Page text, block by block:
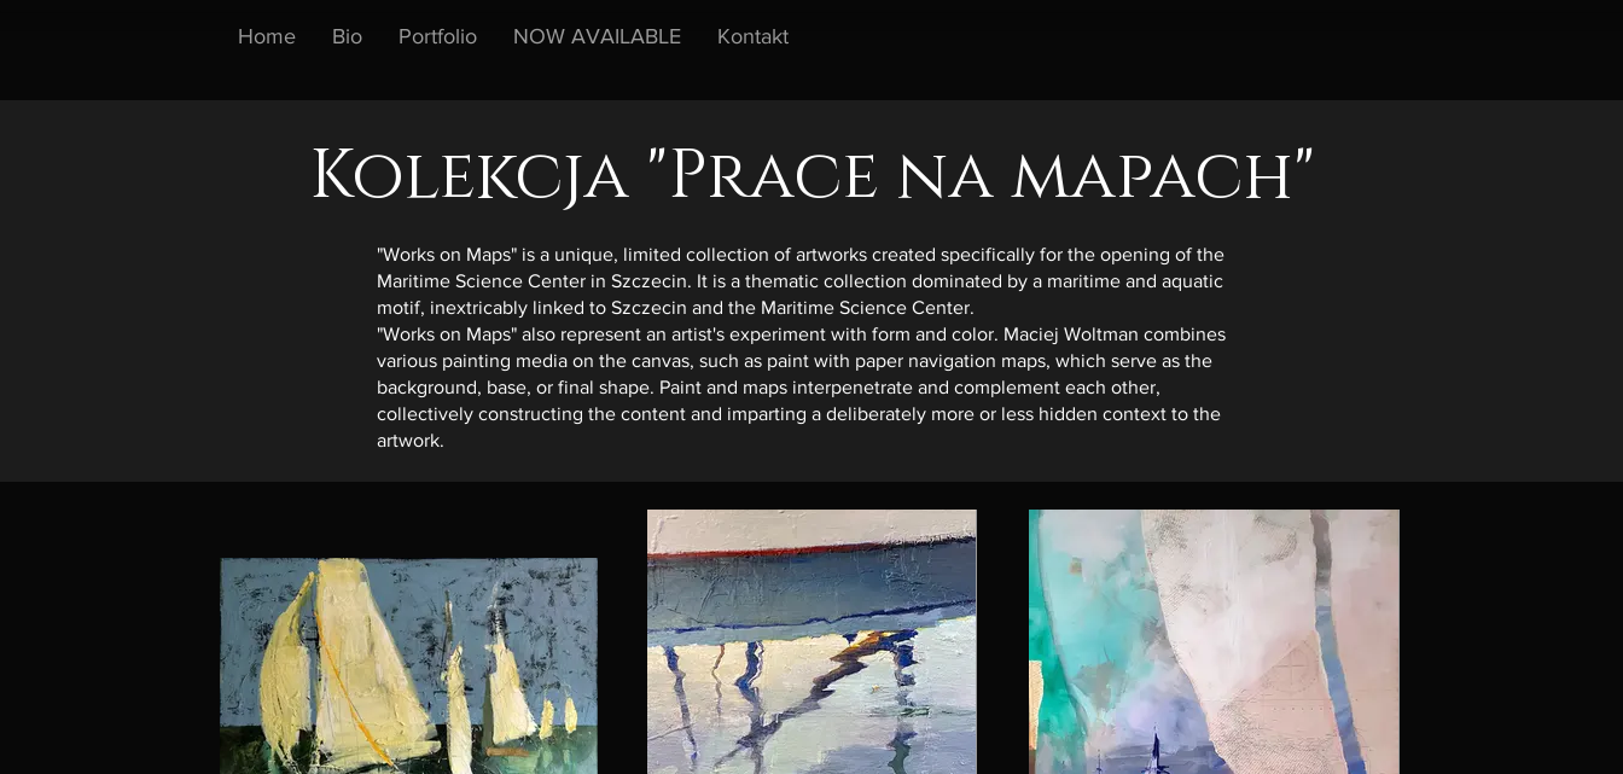
Home Bio Portfolio NOW AVAILABLE Kontakt
Kolekcja "Prace na mapach"
"Works on Maps" is a unique, limited collection of artworks created specifically for the opening of the
Maritime Science Center in Szczecin. It is a thematic collection dominated by a maritime and aquatic
motif, inextricably linked to Szczecin and the Maritime Science Center.
"Works on Maps" also represent an artist's experiment with form and color. Maciej Woltman combines
various painting media on the canvas, such as paint with paper navigation maps, which serve as the
background, base, or final shape. Paint and maps interpenetrate and complement each other,
collectively constructing the content and imparting a deliberately more or less hidden context to the
artwork.